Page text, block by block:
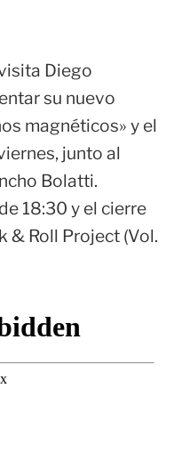
Diego
su nuevo
magnéticos» y el
junto al
Bolatti.
18:30 y el cierre
& Roll Project (Vol.